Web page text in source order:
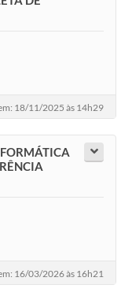
18/11/2025 às 14h29
16/03/2026 às 16h21